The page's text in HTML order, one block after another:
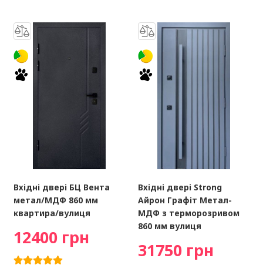
Вхідні двері БЦ Вента
метал/МДФ 860 мм
квартира/вулиця
12400 грн
Вхідні двері Strong
Айрон Графіт Метал-
МДФ з терморозривом
860 мм вулиця
31750 грн